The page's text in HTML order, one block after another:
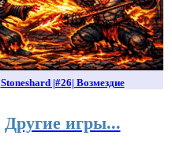
Stoneshard |#26| Возмездие
Другие игры...